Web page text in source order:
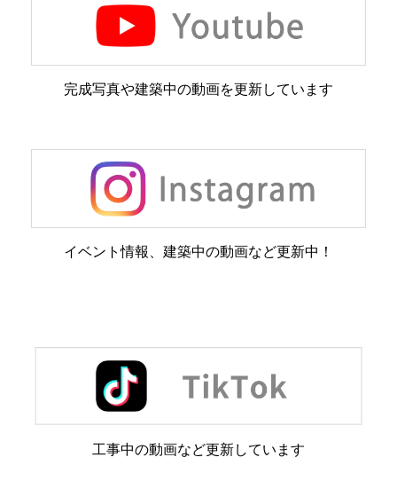
完成写真や建築中の動画を更新しています
イベント情報、建築中の動画など更新中！
工事中の動画など更新しています